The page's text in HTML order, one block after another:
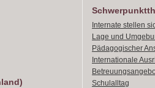
Internate stellen
Lage und
Pädagogischer
Internationale
Schulalltag